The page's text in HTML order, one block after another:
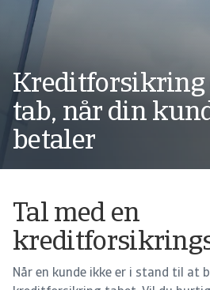
tab, når din
betaler
Tal med en
Når en kunde ikke er i stand til at